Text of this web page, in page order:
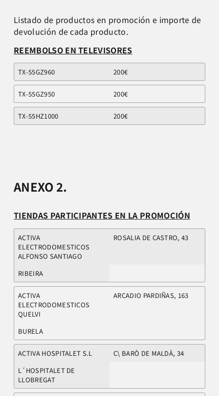
Listado de productos en promoción e importe de
devolución de cada producto.
REEMBOLSO EN TELEVISORES
TX-55GZ960 200€
TX-55GZ950 200€
TX-55HZ1000 200€
ANEXO 2.
TIENDAS PARTICIPANTES EN LA PROMOCIÓN
ACTIVA
ELECTRODOMESTICOS
ALFONSO SANTIAGO
ROSALIA DE CASTRO, 43
RIBEIRA
ACTIVA
ELECTRODOMESTICOS
QUELVI
ARCADIO PARDIÑAS, 163
BURELA
ACTIVA HOSPITALET S.L
C\ BARÒ DE MALDÀ, 34
L´HOSPITALET DE
LLOBREGAT